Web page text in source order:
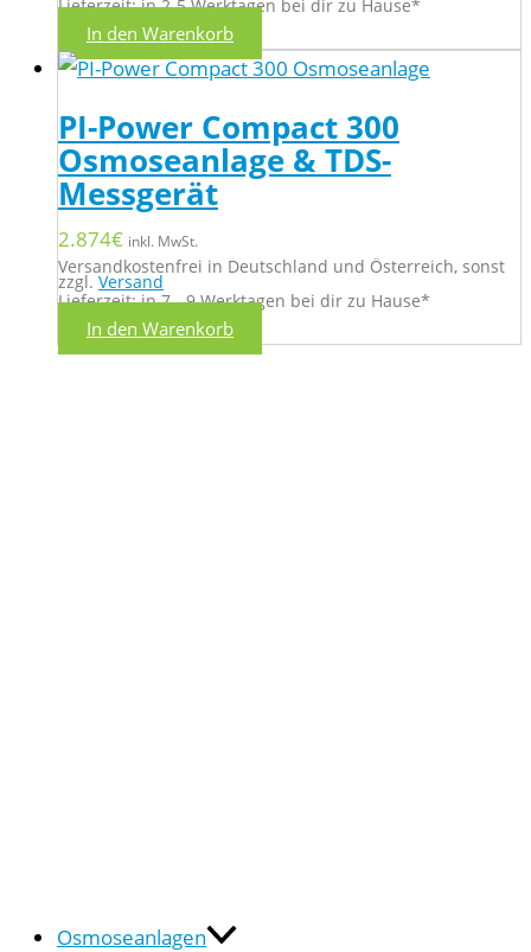
Lieferzeit: in 2-5 Werktagen bei dir zu Hause*
In den Warenkorb
PI-Power Compact 300
Osmoseanlage & TDS-
Messgerät
2.874€ inkl. MwSt.
Versandkostenfrei in Deutschland und Österreich, sonst
zzgl. Versand
Lieferzeit: in 7 - 9 Werktagen bei dir zu Hause*
In den Warenkorb
Osmoseanlagen